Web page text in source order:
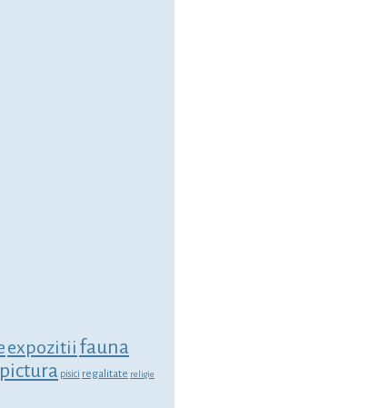
expozitii fauna
pictura pisici regalitate religie